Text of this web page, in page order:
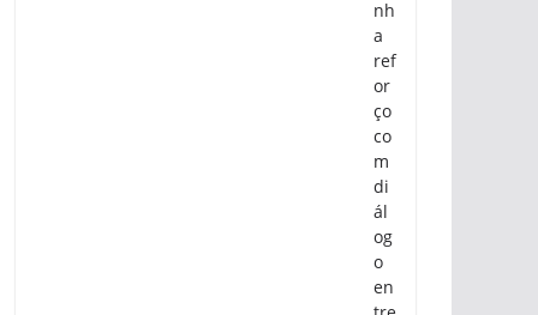
nh
a
ref
or
ço
co
m
di
ál
og
o
en